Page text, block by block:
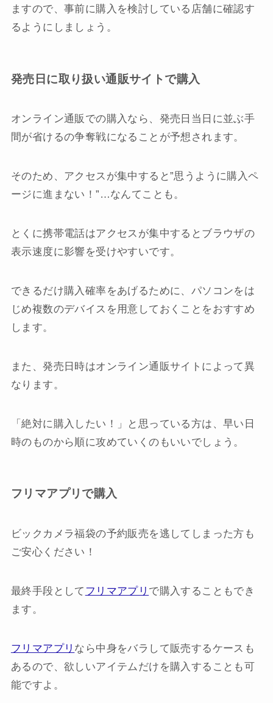
ますので、事前に購入を検討している店舗に確認す
るようにしましょう。
発売日に取り扱い通販サイトで購入
オンライン通販での購入なら、発売日当日に並ぶ手
間が省けるの争奪戦になることが予想されます。
そのため、アクセスが集中すると”思うように購入ペ
ージに進まない！”…なんてことも。
とくに携帯電話はアクセスが集中するとブラウザの
表示速度に影響を受けやすいです。
できるだけ購入確率をあげるために、パソコンをは
じめ複数のデバイスを用意しておくことをおすすめ
します。
また、発売日時はオンライン通販サイトによって異
なります。
「絶対に購入したい！」と思っている方は、早い日
時のものから順に攻めていくのもいいでしょう。
フリマアプリで購入
ビックカメラ福袋の予約販売を逃してしまった方も
ご安心ください！
最終手段として フリマアプリ で購入することもでき
ます。
フリマアプリ なら中身をバラして販売するケースも
あるので、欲しいアイテムだけを購入することも可
能ですよ。